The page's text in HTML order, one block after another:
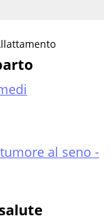
al seno -